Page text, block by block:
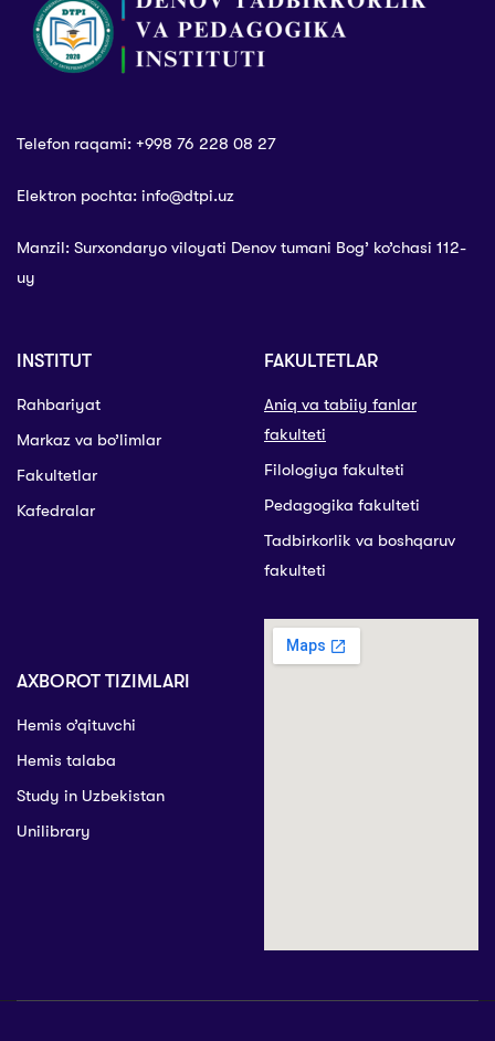
Telefon raqami: +998 76 228 08 27
Elektron pochta: info@dtpi.uz
Manzil: Surxondaryo viloyati Denov tumani Bog’ ko’chasi 112-
uy
INSTITUT
Rahbariyat
Markaz va bo’limlar
Fakultetlar
Kafedralar
FAKULTETLAR
Aniq va tabiiy fanlar
fakulteti
Filologiya fakulteti
Pedagogika fakulteti
Tadbirkorlik va boshqaruv
fakulteti
AXBOROT TIZIMLARI
Hemis o’qituvchi
Hemis talaba
Study in Uzbekistan
Unilibrary